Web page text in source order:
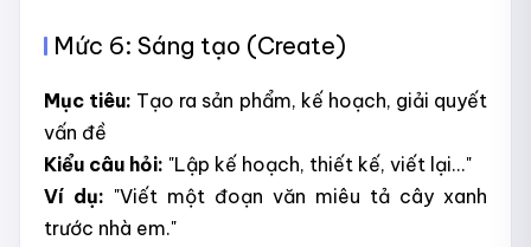
Mức 6: Sáng tạo (Create)
Mục tiêu: Tạo ra sản phẩm, kế hoạch, giải quyết
vấn đề
Kiểu câu hỏi: "Lập kế hoạch, thiết kế, viết lại..."
Ví dụ: "Viết một đoạn văn miêu tả cây xanh
trước nhà em."